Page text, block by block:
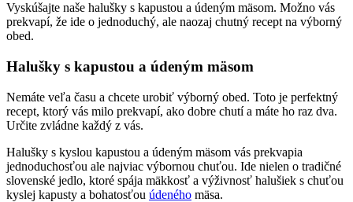
Vyskúšajte naše halušky s kapustou a údeným mäsom. Možno vás
prekvapí, že ide o jednoduchý, ale naozaj chutný recept na výborný
obed.
Halušky s kapustou a údeným mäsom
Nemáte veľa času a chcete urobiť výborný obed. Toto je perfektný
recept, ktorý vás milo prekvapí, ako dobre chutí a máte ho raz dva.
Určite zvládne každý z vás.
Halušky s kyslou kapustou a údeným mäsom vás prekvapia
jednoduchosťou ale najviac výbornou chuťou. Ide nielen o tradičné
slovenské jedlo, ktoré spája mäkkosť a výživnosť halušiek s chuťou
kyslej kapusty a bohatosťou údeného mäsa.